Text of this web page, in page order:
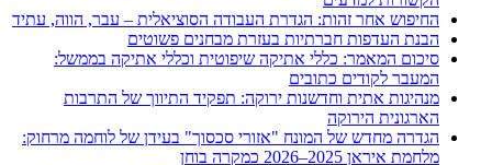
החיפוש אחר זהות: הגדרת העבודה הסוציאלית – עבר, הווה, עתיד
הבנת העדפות חברתיות בעזרת מבחנים פשוטים
סיכום המאמר: כללי אתיקה שיפוטית וכללי אתיקה בממשל:
המעבר לקודים כתובים
מנהיגות אתית וחדשנות ירוקה: תפקיד התיווך של התרבות
הארגונית הירוקה
הגדרה מחדש של המונח "אזורי סכסוך" בעידן של לוחמה מרחוק:
מלחמת איראן 2025–2026 כמקרה בוחן